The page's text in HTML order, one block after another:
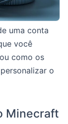
uma conta
você
como os
o
Minecraft